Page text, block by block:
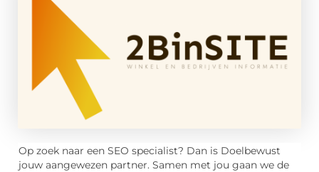
Op zoek naar een SEO specialist? Dan is Doelbewust
jouw aangewezen partner. Samen met jou gaan we de